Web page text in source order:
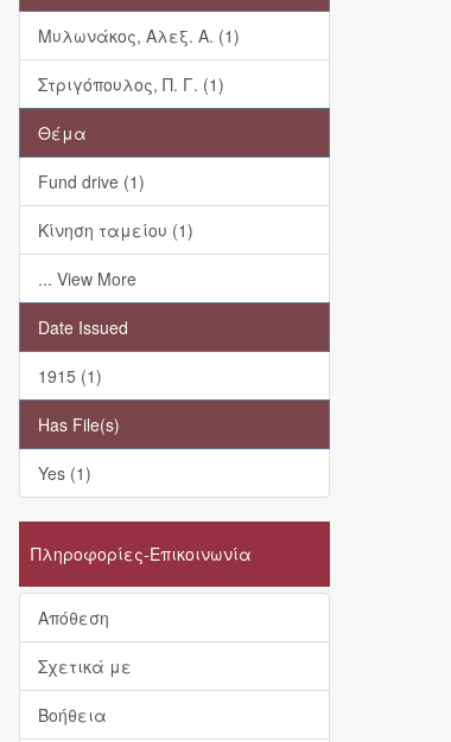
Μυλωνάκος, Αλεξ. Α. (1)
Στριγόπουλος, Π. Γ. (1)
Θέμα
Fund drive (1)
Κίνηση ταμείου (1)
... View More
Date Issued
1915 (1)
Has File(s)
Yes (1)
Πληροφορίες-Επικοινωνία
Απόθεση
Σχετικά με
Βοήθεια